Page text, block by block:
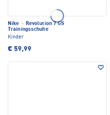
Nike · Revolution 7 GS
Trainingsschuhe
Kinder
€ 59,99